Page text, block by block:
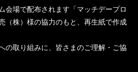
会場で配布されます「マッチデープロ
（株）様の協力のもと、再生紙で作成
の取り組みに、皆さまのご理解・ご協